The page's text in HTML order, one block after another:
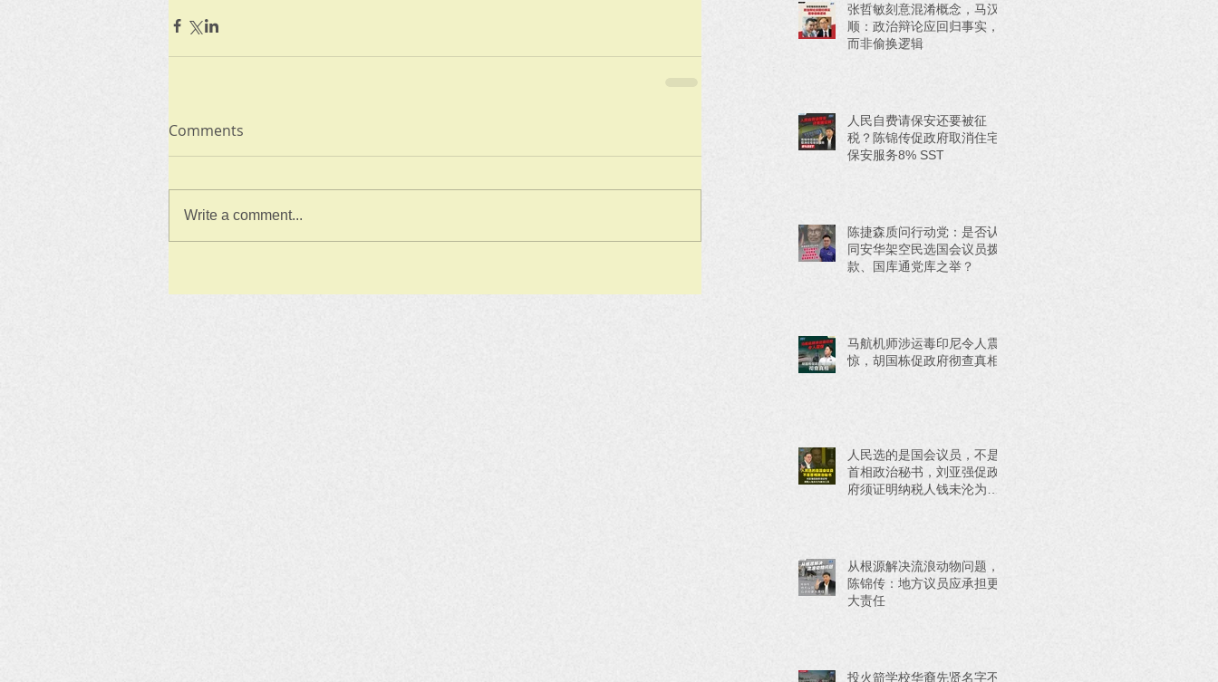
Comments
Write a comment...
张哲敏刻意混淆概念，马汉
顺：政治辩论应回归事实，
而非偷换逻辑
人民自费请保安还要被征
税？陈锦传促政府取消住宅
保安服务8% SST
陈捷森质问行动党：是否认
同安华架空民选国会议员拨
款、国库通党库之举？
马航机师涉运毒印尼令人震
惊，胡国栋促政府彻查真相
人民选的是国会议员，不是
首相政治秘书，刘亚强促政
府须证明纳税人钱未沦为政
从根源解决流浪动物问题，
陈锦传：地方议员应承担更
大责任
投火箭学校华裔先贤名字不